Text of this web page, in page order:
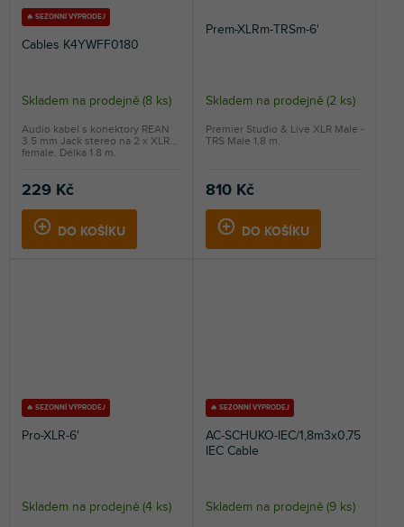
🔥 SEZONNÍ VÝPRODEJ
Cables K4YWFF0180
Průměrné
hodnocení
produktu
5,0
hvězdiček.
Skladem na prodejně (8 ks)
229 Kč
DO KOŠÍKU
Audio kabel s konektory REAN
3.5 mm Jack stereo na 2 x XLR
female. Délka 1.8 m.
Prem-XLRm-TRSm-6'
Skladem na prodejně (2 ks)
810 Kč
DO KOŠÍKU
Premier Studio & Live XLR Male -
TRS Male 1,8 m.
🔥 SEZONNÍ VÝPRODEJ
Pro-XLR-6'
Skladem na prodejně (4 ks)
🔥 SEZONNÍ VÝPRODEJ
AC-SCHUKO-IEC/1,8m3x0,75
IEC Cable
Skladem na prodejně (9 ks)